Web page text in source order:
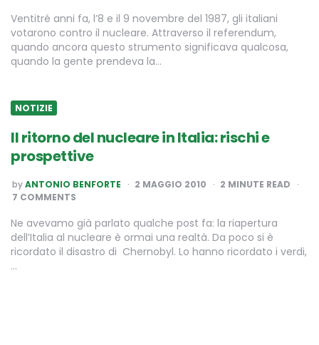
Ventitré anni fa, l’8 e il 9 novembre del 1987, gli italiani
votarono contro il nucleare. Attraverso il referendum,
quando ancora questo strumento significava qualcosa,
quando la gente prendeva la…
NOTIZIE
Il ritorno del nucleare in Italia: rischi e
prospettive
POSTED
BY
byANTONIO BENFORTE 2 MAGGIO 2010 2 MINUTE READ
7 COMMENTS
Ne avevamo già parlato qualche post fa: la riapertura
dell’Italia al nucleare è ormai una realtà. Da poco si è
ricordato il disastro di Chernobyl. Lo hanno ricordato i verdi,
…